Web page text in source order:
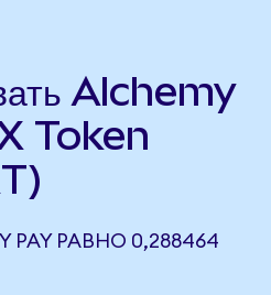
Alchemy
Token
PAY РАВНО 0,288464